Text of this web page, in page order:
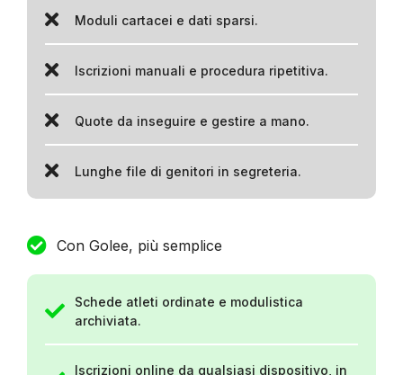
Moduli cartacei e dati sparsi.
Iscrizioni manuali e procedura ripetitiva.
Quote da inseguire e gestire a mano.
Lunghe file di genitori in segreteria.
Con Golee, più semplice
Schede atleti ordinate e modulistica
archiviata.
Iscrizioni online da qualsiasi dispositivo, in